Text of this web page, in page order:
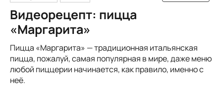
Видеорецепт: пицца
«Маргарита»
Пицца «Маргарита» — традиционная итальянская
пицца, пожалуй, самая популярная в мире, даже меню
любой пиццерии начинается, как правило, именно с
неё.